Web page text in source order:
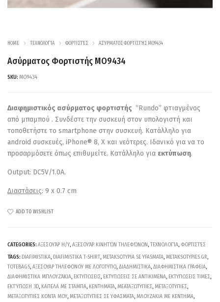
HOME ΤΕΧΝΟΛΟΓΊΑ ΦΟΡΤΙΣΤΈΣ ΑΣΎΡΜΑΤΟΣ ΦΟΡΤΙΣΤΉΣ MO9434
Ασύρματος Φορτιστής MO9434
SKU: MO9434
Διαφημιστικός ασύρματος φορτιστής “Rundo” φτιαγμένος
από μπαμπού . Συνδέστε την συσκευή στον υπολογιστή και
τοποθετήστε το smartphone στην συσκευή. Κατάλληλο για
android συσκευές, iPhone® 8, X και νεότερες. Ιδανικό για να το
προσαρμόσετε όπως επιθυμείτε. Κατάλληλο για εκτύπωση.
Output: DC5V/1.0A.
Διαστάσεις: 9 x 0.7 cm
ADD TO WISHLIST
CATEGORIES: ΑΞΕΣΟΥΆΡ Η/Υ, ΑΞΕΣΟΥΆΡ ΚΙΝΗΤΏΝ ΤΗΛΕΦΏΝΩΝ, ΤΕΧΝΟΛΟΓΊΑ, ΦΟΡΤΙΣΤΈΣ
TAGS: DIAFIMISTIKA, DIAFIMISTIKA T-SHIRT, METAKSOTYPIA SE YFASMATA, METAKSOTYPIES.GR,
TOTEBAGS, ΑΞΕΣΟΥΑΡ ΤΗΛΕΦΟΝΟΥ ΜΕ ΛΟΓΟΤΥΠΟ, ΔΙΑΔΗΜΙΣΤΙΚΑ, ΔΙΑΦΗΜΙΣΤΙΚΑ ΓΡΑΦΕΙΑ,
ΔΙΑΦΗΜΙΣΤΙΚΑ ΜΠΛΟΥΖΆΚΙΑ, ΕΚΤΥΠΩΣΕΙΣ, ΕΚΤΥΠΩΣΕΙΣ ΣΕ ΑΝΤΙΚΙΜΕΝΑ, ΕΚΤΥΠΩΣΕΙΣ ΤΙΜΕΣ,
ΕΚΤΎΠΩΣΗ 3D, ΚΑΠΕΛΑ ΜΕ ΣΤΑΜΠΑ, ΚΕΝΤΗΜΑΤΑ, ΜΕΑΤΑΞΩΤΥΠΙΕΣ, ΜΕΤΑΞΟΤΥΠΙΕΣ,
ΜΕΤΑΞΩΤΥΠΙΕΣ ΚΟΝΤΑ ΜΟΥ, ΜΕΤΑΞΩΤΥΠΙΕΣ ΣΕ ΥΦΑΣΜΑΤΑ, ΜΛΟΥΖΑΚΙΑ ΜΕ ΚΕΝΤΗΜΑ,